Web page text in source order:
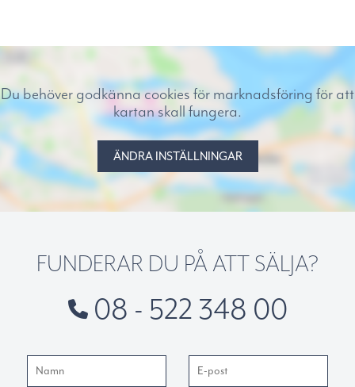
Du behöver godkänna cookies för marknadsföring för att
kartan skall fungera.
ÄNDRA INSTÄLLNINGAR
FUNDERAR DU PÅ ATT SÄLJA?
08 - 522 348 00